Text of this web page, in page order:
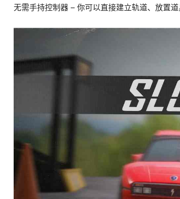
无需手持控制器 – 你可以直接建立轨道、放置